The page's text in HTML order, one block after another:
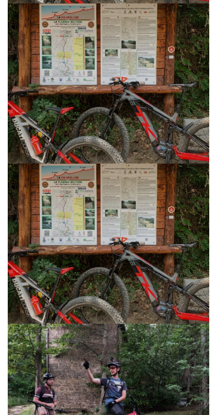
AVVENTURA CON MTB ELETTRICA (3 GG) E-XPLORA TRAIL
TOUR
LA VIA DEGLI DEI
26 GIUGNO 2026
AVVENTURA CON MTB ELETTRICA (3 GG) E-XPLORA TRAIL
TOUR
LA VIA DEGLI DEI
01 MAGGIO 2026
AVVENTURA CON MTB ELETTRICA (1 GG) TOUR